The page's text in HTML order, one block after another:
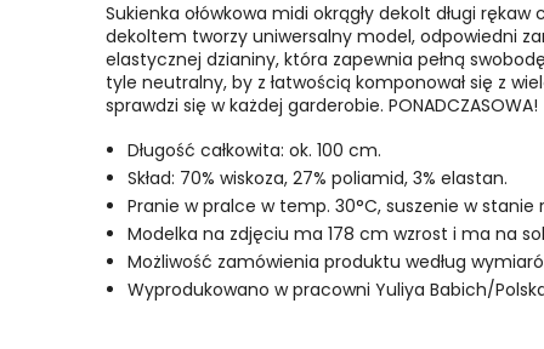
Sukienka ołówkowa midi okrągły dekolt długi
dekoltem tworzy uniwersalny model, odpowiedni
elastycznej dzianiny, która zapewnia pełną
tyle neutralny, by z łatwością komponował się z
sprawdzi się w każdej garderobie. PONADCZASOWA!
Długość całkowita: ok. 100 cm.
Skład: 70% wiskoza, 27% poliamid, 3% elastan.
Pranie w pralce w temp. 30°C, suszenie w
Modelka na zdjęciu ma 178 cm wzrost i ma na
Możliwość zamówienia produktu według
Wyprodukowano w pracowni Yuliya Babich/